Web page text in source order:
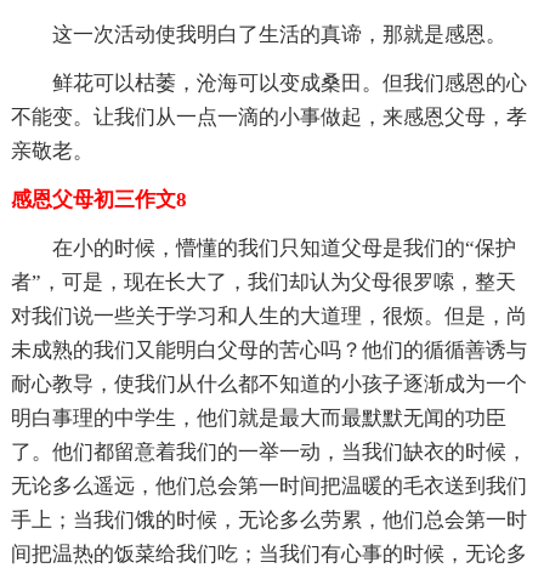
这一次活动使我明白了生活的真谛，那就是感恩。
鲜花可以枯萎，沧海可以变成桑田。但我们感恩的心
不能变。让我们从一点一滴的小事做起，来感恩父母，孝
亲敬老。
感恩父母初三作文8
在小的时候，懵懂的我们只知道父母是我们的“保护
者”，可是，现在长大了，我们却认为父母很罗嗦，整天
对我们说一些关于学习和人生的大道理，很烦。但是，尚
未成熟的我们又能明白父母的苦心吗？他们的循循善诱与
耐心教导，使我们从什么都不知道的小孩子逐渐成为一个
明白事理的中学生，他们就是最大而最默默无闻的功臣
了。他们都留意着我们的一举一动，当我们缺衣的时候，
无论多么遥远，他们总会第一时间把温暖的毛衣送到我们
手上；当我们饿的时候，无论多么劳累，他们总会第一时
间把温热的饭菜给我们吃；当我们有心事的时候，无论多